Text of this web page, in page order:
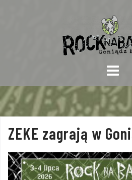
ZEKE zagrają w